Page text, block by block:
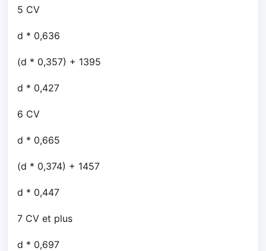
5 CV
d * 0,636
(d * 0,357) + 1395
d * 0,427
6 CV
d * 0,665
(d * 0,374) + 1457
d * 0,447
7 CV et plus
d * 0,697